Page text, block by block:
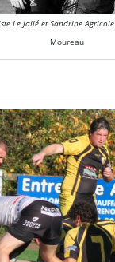
Le Jallé et Sandrine Agricole
Moureau